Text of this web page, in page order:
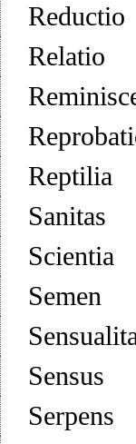
Reductio
Relatio
Reptilia
Sanitas
Scientia
Semen
Sensus
Serpens